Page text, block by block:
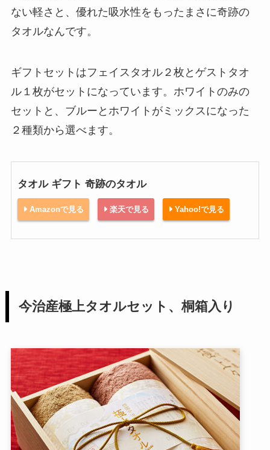
ない軽さと、優れた吸水性をもったまさに奇跡の
タオルなんです。
ギフトセットはフェイスタオル２枚とゲストタオ
ル１枚がセットになっています。ホワイトのみの
セットと、ブルーとホワイトがミックスになった
２種類から選べます。
タオル ギフト 奇跡のタオル
Amazonで見る 楽天で見る Yahoo!で見る
今治産極上タオルセット、桐箱入り